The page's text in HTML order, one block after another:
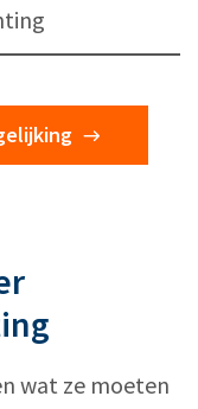
wat ze moeten